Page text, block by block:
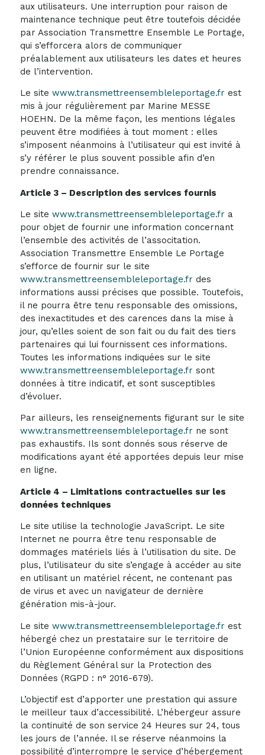
aux utilisateurs. Une interruption pour raison de
maintenance technique peut être toutefois décidée
par Association Transmettre Ensemble Le Portage,
qui s’efforcera alors de communiquer
préalablement aux utilisateurs les dates et heures
de l’intervention.
Le site www.transmettreensembleleportage.frest
mis à jour régulièrement par Marine MESSE
HOEHN. De la même façon, les mentions légales
peuvent être modifiées à tout moment : elles
s’imposent néanmoins à l’utilisateur qui est invité à
s’y référer le plus souvent possible afin d’en
prendre connaissance.
Article 3 – Description des services fournis
Le site www.transmettreensembleleportage.fra
pour objet de fournir une information concernant
l’ensemble des activités de l’associtation.
Association Transmettre Ensemble Le Portage
s’efforce de fournir sur le site
www.transmettreensembleleportage.frdes
informations aussi précises que possible. Toutefois,
il ne pourra être tenu responsable des omissions,
des inexactitudes et des carences dans la mise à
jour, qu’elles soient de son fait ou du fait des tiers
partenaires qui lui fournissent ces informations.
Toutes les informations indiquées sur le site
www.transmettreensembleleportage.frsont
données à titre indicatif, et sont susceptibles
d’évoluer.
Par ailleurs, les renseignements figurant sur le site
www.transmettreensembleleportage.frne sont
pas exhaustifs. Ils sont donnés sous réserve de
modifications ayant été apportées depuis leur mise
en ligne.
Article 4 – Limitations contractuelles sur les
données techniques
Le site utilise la technologie JavaScript. Le site
Internet ne pourra être tenu responsable de
dommages matériels liés à l’utilisation du site. De
plus, l’utilisateur du site s’engage à accéder au site
en utilisant un matériel récent, ne contenant pas
de virus et avec un navigateur de dernière
génération mis-à-jour.
Le site www.transmettreensembleleportage.frest
hébergé chez un prestataire sur le territoire de
l’Union Européenne conformément aux dispositions
du Règlement Général sur la Protection des
Données (RGPD : n° 2016-679).
L’objectif est d’apporter une prestation qui assure
le meilleur taux d’accessibilité. L’hébergeur assure
la continuité de son service 24 Heures sur 24, tous
les jours de l’année. Il se réserve néanmoins la
possibilité d’interrompre le service d’hébergement